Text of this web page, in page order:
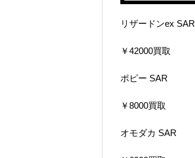
リザードンex SAR
￥42000買取
ポピー SAR
￥8000買取
オモダカ SAR